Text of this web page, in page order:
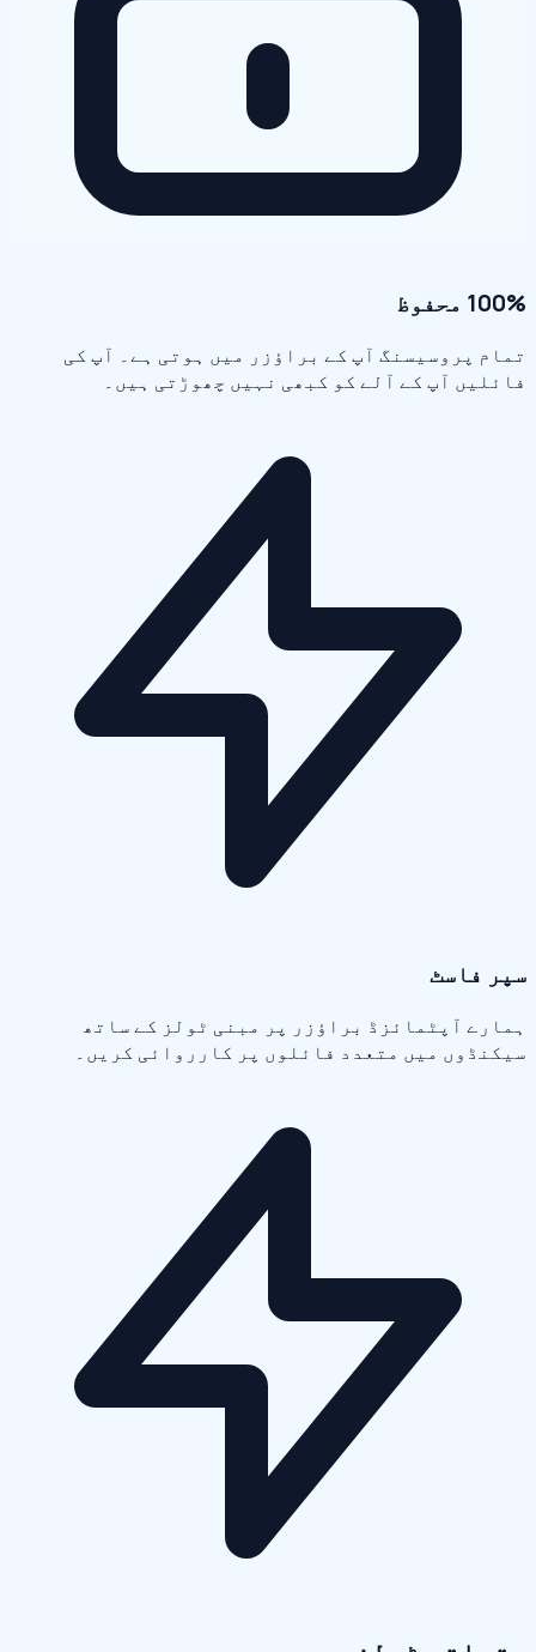
100% محفوظ
تمام پروسیسنگ آپ کے براؤزر میں ہوتی ہے۔ آپ کی
فائلیں آپ کے آلے کو کبھی نہیں چھوڑتی ہیں۔
سپر فاسٹ
ہمارے آپٹمائزڈ براؤزر پر مبنی ٹولز کے ساتھ
سیکنڈوں میں متعدد فائلوں پر کارروائی کریں۔